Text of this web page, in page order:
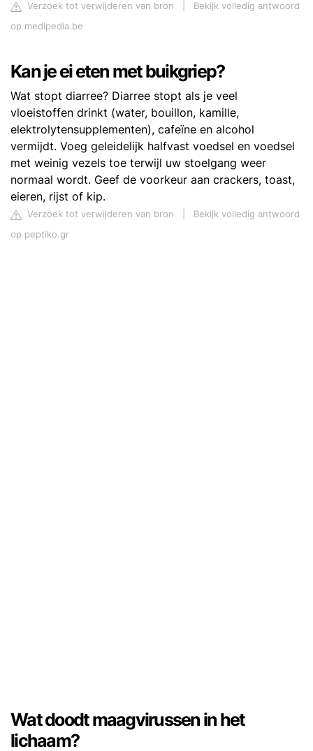
Verzoek tot verwijderen van bron
Bekijk volledig antwoord
op medipedia.be
Kan je ei eten met buikgriep?
Wat stopt diarree? Diarree stopt als je veel
vloeistoffen drinkt (water, bouillon, kamille,
elektrolytensupplementen), cafeïne en alcohol
vermijdt. Voeg geleidelijk halfvast voedsel en voedsel
met weinig vezels toe terwijl uw stoelgang weer
normaal wordt. Geef de voorkeur aan crackers, toast,
eieren, rijst of kip.
Verzoek tot verwijderen van bron
Bekijk volledig antwoord
op peptiko.gr
Wat doodt maagvirussen in het
lichaam?